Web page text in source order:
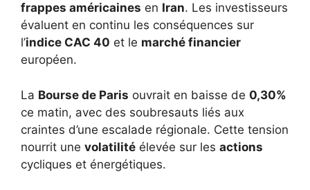
frappes américaines en Iran. Les investisseurs
évaluent en continu les conséquences sur
l’indice CAC 40 et le marché financier
européen.
La Bourse de Paris ouvrait en baisse de 0,30%
ce matin, avec des soubresauts liés aux
craintes d’une escalade régionale. Cette tension
nourrit une volatilité élevée sur les actions
cycliques et énergétiques.